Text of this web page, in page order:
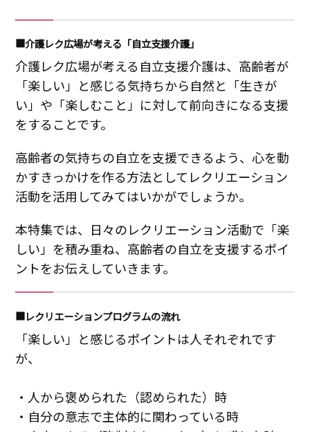
■介護レク広場が考える「自立支援介護」
介護レク広場が考える自立支援介護は、高齢者が
「楽しい」と感じる気持ちから自然と「生きが
い」や「楽しむこと」に対して前向きになる支援
をすることです。
高齢者の気持ちの自立を支援できるよう、心を動
かすきっかけを作る方法としてレクリエーション
活動を活用してみてはいかがでしょうか。
本特集では、日々のレクリエーション活動で「楽
しい」を積み重ね、高齢者の自立を支援するポイ
ントをお伝えしていきます。
■レクリエーションプログラムの流れ
「楽しい」と感じるポイントは人それぞれです
が、
・人から褒められた（認められた）時
・自分の意志で主体的に関わっている時